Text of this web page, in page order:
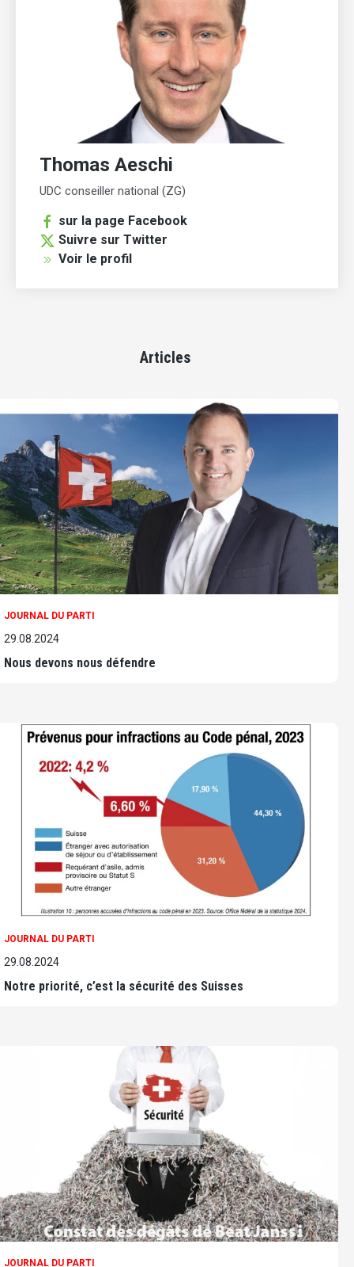
Thomas Aeschi
UDC conseiller national (ZG)
sur la page Facebook
Suivre sur Twitter
Voir le profil
Articles
JOURNAL DU PARTI
29.08.2024
Nous devons nous défendre
JOURNAL DU PARTI
29.08.2024
Notre priorité, c’est la sécurité des Suisses
JOURNAL DU PARTI